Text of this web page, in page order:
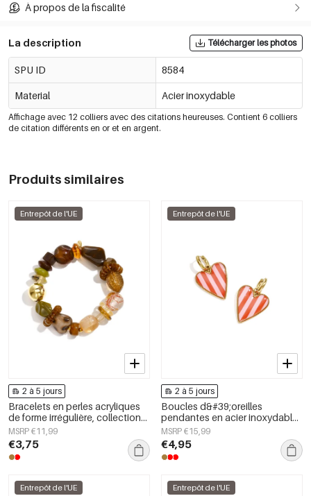
À propos de la fiscalité
La description Télécharger les photos
SPU ID 8584
Material Acier inoxydable
Affichage avec 12 colliers avec des citations heureuses. Contient 6 colliers
de citation différents en or et en argent.
Produits similaires
Entrepôt de l'UE
2 à 5 jours
Bracelets en perles acryliques
de forme irrégulière, collection
Simple Daily Simple, bijoux pour
femmes
MSRP €11,99
€3,75
Entrepôt de l'UE
2 à 5 jours
Boucles d&#39;oreilles
pendantes en acier inoxydable
en forme de cœur, collection
Daily Simple, bijoux pour
femmes
MSRP €15,99
€4,95
Entrepôt de l'UE Entrepôt de l'UE